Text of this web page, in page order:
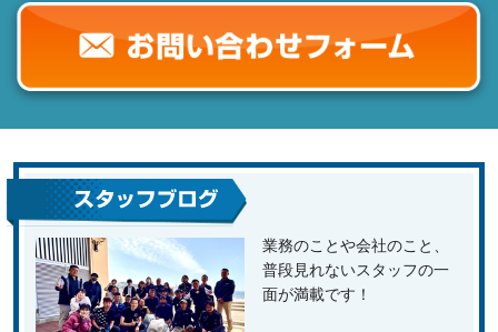
業務のことや会社のこと、
普段見れないスタッフの一
面が満載です！